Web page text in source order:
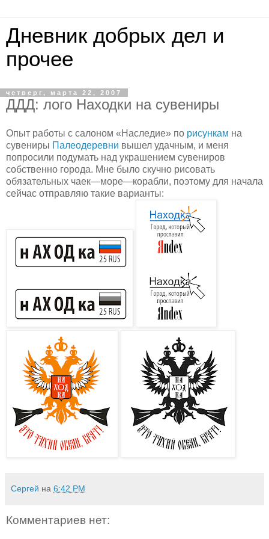
Дневник добрых дел и
прочее
четверг, марта 22, 2007
ДДД: лого Находки на сувениры
Опыт работы с салоном «Наследие» по рисункам на
сувениры Палеодеревни вышел удачным, и меня
попросили подумать над украшением сувениров
собственно города. Мне было скучно рисовать
обязательных чаек—море—корабли, поэтому для начала
сейчас отправляю такие варианты:
Сергей на 6:42 PM
Комментариев нет: